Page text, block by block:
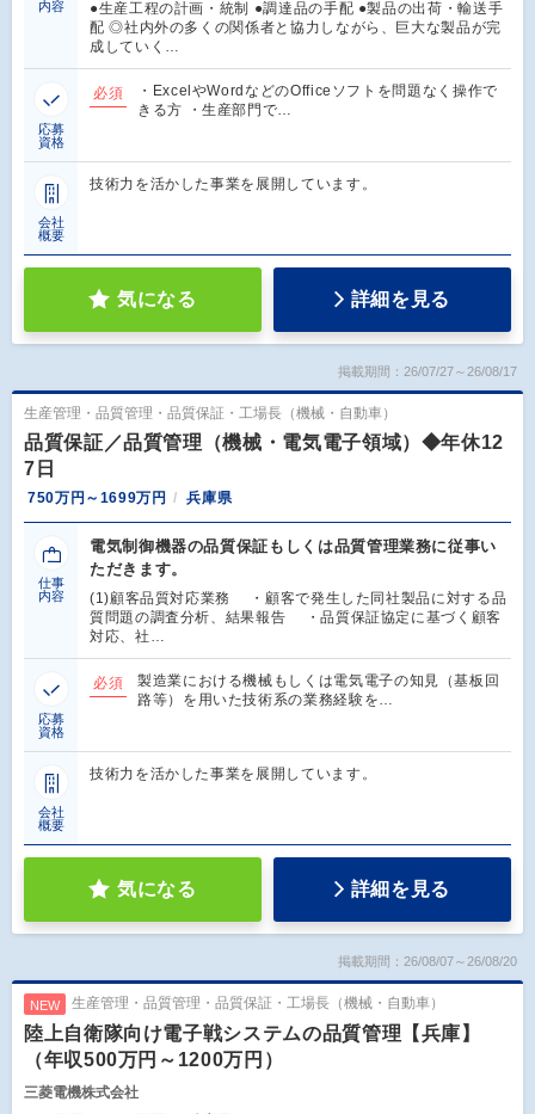
内容
●生産工程の計画・統制 ●調達品の手配 ●製品の出荷・輸送手
配 ◎社内外の多くの関係者と協力しながら、巨大な製品が完
成していく…
応募
資格
必須
・ExcelやWordなどのOfficeソフトを問題なく操作で
きる方 ・生産部門で…
会社
概要
技術力を活かした事業を展開しています。
気になる 詳細を見る
掲載期間：26/07/27～26/08/17
生産管理・品質管理・品質保証・工場長（機械・自動車）
品質保証／品質管理（機械・電気電子領域）◆年休12
7日
750万円～1699万円 兵庫県
仕事
内容
電気制御機器の品質保証もしくは品質管理業務に従事い
ただきます。
(1)顧客品質対応業務 ・顧客で発生した同社製品に対する品
質問題の調査分析、結果報告 ・品質保証協定に基づく顧客
対応、社…
応募
資格
必須
製造業における機械もしくは電気電子の知見（基板回
路等）を用いた技術系の業務経験を…
会社
概要
技術力を活かした事業を展開しています。
気になる 詳細を見る
掲載期間：26/08/07～26/08/20
NEW 生産管理・品質管理・品質保証・工場長（機械・自動車）
陸上自衛隊向け電子戦システムの品質管理【兵庫】
（年収500万円～1200万円）
三菱電機株式会社